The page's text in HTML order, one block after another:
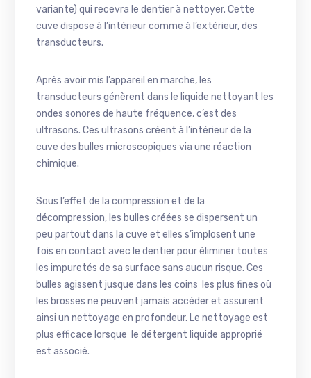
variante) qui recevra le dentier à nettoyer. Cette
cuve dispose à l’intérieur comme à l’extérieur, des
transducteurs.
Après avoir mis l’appareil en marche, les
transducteurs génèrent dans le liquide nettoyant les
ondes sonores de haute fréquence, c’est des
ultrasons. Ces ultrasons créent à l’intérieur de la
cuve des bulles microscopiques via une réaction
chimique.
Sous l’effet de la compression et de la
décompression, les bulles créées se dispersent un
peu partout dans la cuve et elles s’implosent une
fois en contact avec le dentier pour éliminer toutes
les impuretés de sa surface sans aucun risque. Ces
bulles agissent jusque dans les coins les plus fines où
les brosses ne peuvent jamais accéder et assurent
ainsi un nettoyage en profondeur. Le nettoyage est
plus efficace lorsque le détergent liquide approprié
est associé.